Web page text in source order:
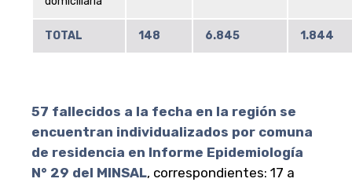
TOTAL 148 6.845 1.844
57 fallecidos a la fecha en la región se
encuentran individualizados por comuna
de residencia en Informe Epidemiología
N° 29 del MINSAL, correspondientes: 17 a